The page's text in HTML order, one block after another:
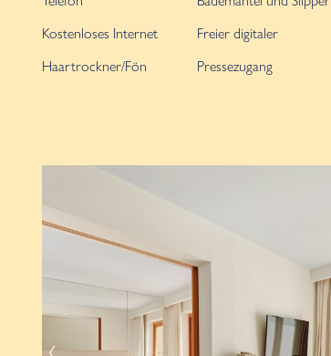
Kostenloses Internet
Haartrockner/Fön
Freier digitaler
Pressezugang